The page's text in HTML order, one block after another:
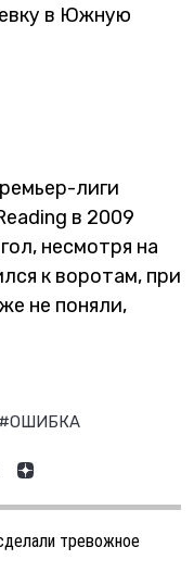
в Южную
лиги
в 2009
несмотря на
к воротам, при
не поняли,
#ОШИБКА
тревожное